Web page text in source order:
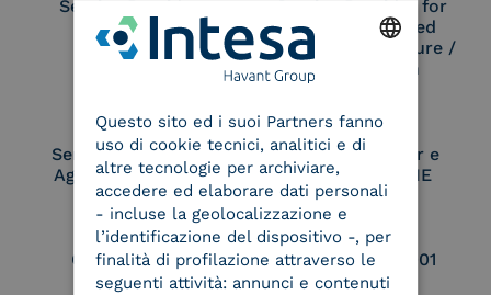
Service Provider
Service Provider for
Remote Qualified
Electronic Signature /
Seal Creation
Service Provider e
Aggregatore SPID
Service Provider e
Aggregatore CIE
Conservatore
qualificato
UNI EN ISO 37001
ITALIAN
Questo sito ed i suoi Partners fanno
uso di cookie tecnici, analitici e di
altre tecnologie per archiviare,
accedere ed elaborare dati personali
- incluse la geolocalizzazione e
l’identificazione del dispositivo -, per
finalità di profilazione attraverso le
seguenti attività: annunci e contenuti